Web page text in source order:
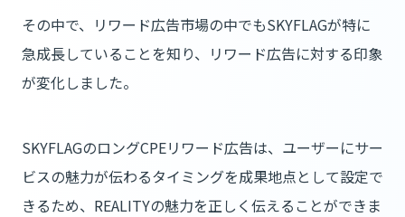
その中で、リワード広告市場の中でもSKYFLAGが特に
急成長していることを知り、リワード広告に対する印象
が変化しました。
SKYFLAGのロングCPEリワード広告は、ユーザーにサー
ビスの魅力が伝わるタイミングを成果地点として設定で
きるため、REALITYの魅力を正しく伝えることができま